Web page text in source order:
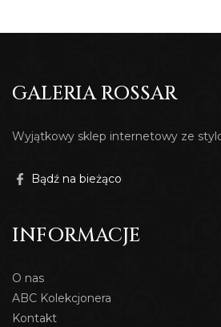
GALERIA ROSSAR
Wyjątkowy sklep internetowy ze
Bądź na bieżąco
INFORMACJE
O nas
ABC Kolekcjonera
Kontakt